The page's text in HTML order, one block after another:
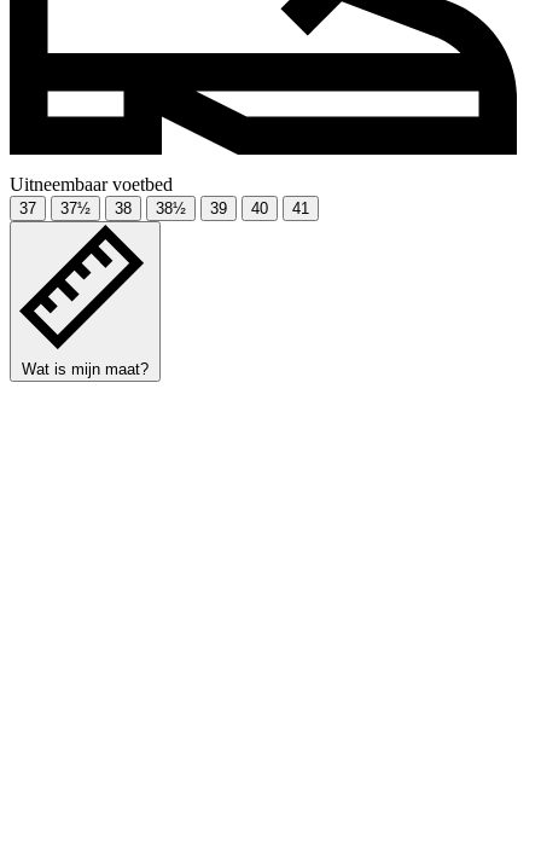
Uitneembaar voetbed
37 37½ 38 38½ 39 40 41
Wat is mijn maat?